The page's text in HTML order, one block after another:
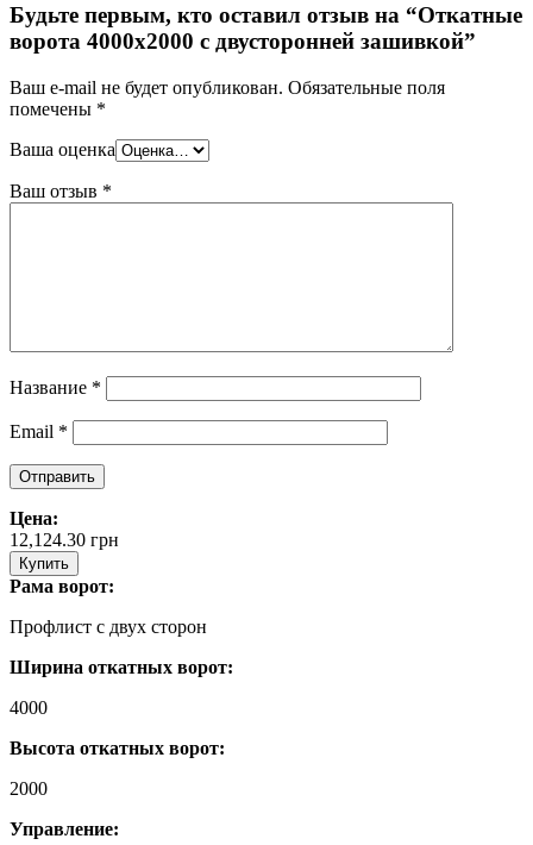
Будьте первым, кто оставил отзыв на “Откатные
ворота 4000х2000 с двусторонней зашивкой”
Ваш e-mail не будет опубликован. Обязательные поля
помечены *
Ваша оценка
Ваш отзыв *
Название *
Email *
Цена:
12,124.30 грн
Купить
Рама ворот:
Профлист с двух сторон
Ширина откатных ворот:
4000
Высота откатных ворот:
2000
Управление: